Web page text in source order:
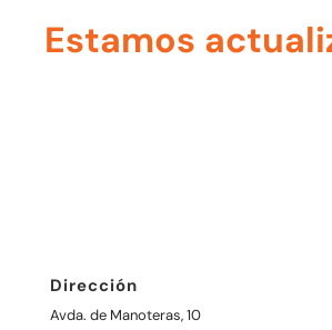
Estamos
Dirección
Avda. de Manoteras, 10